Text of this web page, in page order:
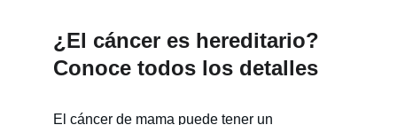
¿El cáncer es hereditario?
Conoce todos los detalles
El cáncer de mama puede tener un